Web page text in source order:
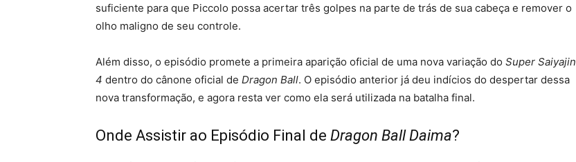
suficiente para que Piccolo possa acertar três golpes na parte de trás de sua cabeça e remover o
olho maligno de seu controle.
Além disso, o episódio promete a primeira aparição oficial de uma nova variação do Super Saiyajin
4 dentro do cânone oficial de Dragon Ball. O episódio anterior já deu indícios do despertar dessa
nova transformação, e agora resta ver como ela será utilizada na batalha final.
Onde Assistir ao Episódio Final de Dragon Ball Daima?